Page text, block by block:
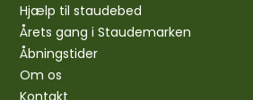
Hjælp til staudebed
Årets gang i Staudemarken
Åbningstider
Om os